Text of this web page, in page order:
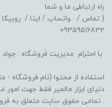
راه ارتباطی ما و شما
{ تماس / واتساپ / ایتا /
09359516832
با احترام مدیریت فروشگاه : جواد
استفاده از محتوا (نام فروشگاه
دنیای ابزار مالمیر فقط جهت امور
. تمامی حقوق سایت متعلق به